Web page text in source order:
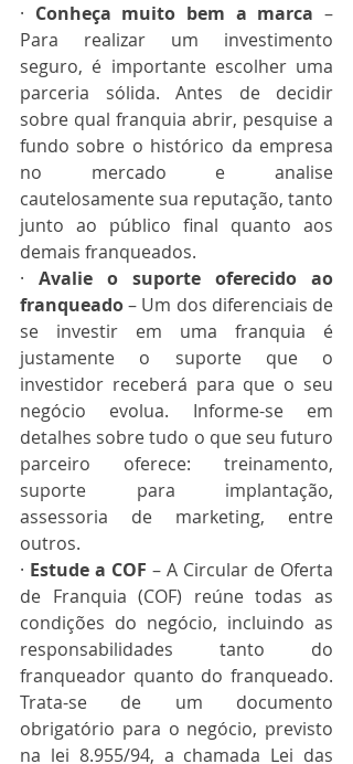
· Conheça muito bem a marca –
Para realizar um investimento
seguro, é importante escolher uma
parceria sólida. Antes de decidir
sobre qual franquia abrir, pesquise a
fundo sobre o histórico da empresa
no mercado e analise
cautelosamente sua reputação, tanto
junto ao público final quanto aos
demais franqueados.
· Avalie o suporte oferecido ao
franqueado – Um dos diferenciais de
se investir em uma franquia é
justamente o suporte que o
investidor receberá para que o seu
negócio evolua. Informe-se em
detalhes sobre tudo o que seu futuro
parceiro oferece: treinamento,
suporte para implantação,
assessoria de marketing, entre
outros.
· Estude a COF – A Circular de Oferta
de Franquia (COF) reúne todas as
condições do negócio, incluindo as
responsabilidades tanto do
franqueador quanto do franqueado.
Trata-se de um documento
obrigatório para o negócio, previsto
na lei 8.955/94, a chamada Lei das